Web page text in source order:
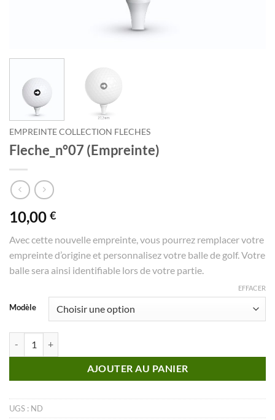
EMPREINTE COLLECTION FLECHES
Fleche_n°07 (Empreinte)
10,00 €
Avec cette nouvelle empreinte, vous pourrez remplacer votre
empreinte d’origine et personnalisez votre balle de golf. Votre
balle sera ainsi identifiable lors de votre partie.
Modèle
EFFACER
AJOUTER AU PANIER
UGS : ND